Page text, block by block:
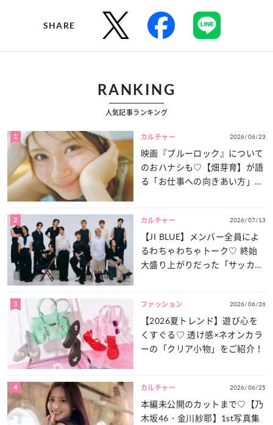
SHARE
RANKING
人気記事ランキング
1 カルチャー 2026/06/23
映画『ブルーロック』について
のおハナシも♡【畑芽育】が語
る「お仕事への向きあい方」と
2 カルチャー 2026/07/13
【JI BLUE】メンバー全員によ
るわちゃわちゃトーク♡ 終始
大盛り上がりだった「サッカー
3 ファッション 2026/06/26
【2026夏トレンド】遊び心を
くすぐる♡ 透け感×ネオンカラ
ーの「クリア小物」をご紹介！
4 カルチャー 2026/06/25
本編未公開のカットまで♡【乃
木坂46・金川紗耶】1st写真集